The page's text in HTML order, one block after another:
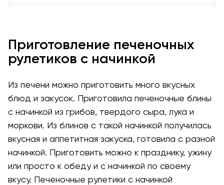
Приготовление печеночных
рулетиков с начинкой
Из печени можно приготовить много вкусных
блюд и закусок. Приготовила печеночные блины
с начинкой из грибов, твердого сыра, лука и
моркови. Из блинов с такой начинкой получилась
вкусная и аппетитная закуска, готовила с разной
начинкой. Приготовить можно к празднику, ужину
или просто к обеду и с начинкой по своему
вкусу. Печеночные рулетики с начинкой